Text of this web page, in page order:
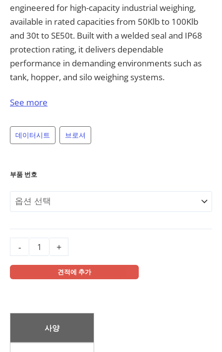
engineered for high-capacity industrial weighing,
available in rated capacities from 50Klb to 100Klb
and 30t to SE50t. Built with a welded seal and IP68
protection rating, it delivers dependable
performance in demanding environments such as
tank, hopper, and silo weighing systems.
Constructed from 2Cr13 stainless steel, the 106TS
non-linearity below ±0.030%, providing stable,
repeatable measurement for demanding industrial
interchangeability with competitor systems, cross-
Mettler-Toledo Powercell 760/MTX and Powercell
PDX (SLC820) digital load cells. This allows plant
existing scale systems without redesigning the
underlying mounting structure. Three mounting
configurations are available — standard, Mounting
Variation A, and Mounting Variation B — each
geometries. ATEX, FM, and IECEx approved versions
See more
데이터시트 브로셔
부품 번호
- +
견적에 추가
사양